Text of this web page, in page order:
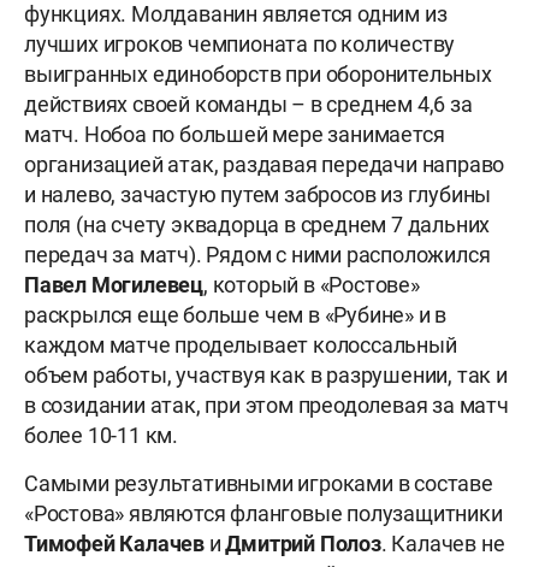
функциях. Молдаванин является одним из
лучших игроков чемпионата по количеству
выигранных единоборств при оборонительных
действиях своей команды – в среднем 4,6 за
матч. Нобоа по большей мере занимается
организацией атак, раздавая передачи направо
и налево, зачастую путем забросов из глубины
поля (на счету эквадорца в среднем 7 дальних
передач за матч). Рядом с ними расположился
Павел Могилевец, который в «Ростове»
раскрылся еще больше чем в «Рубине» и в
каждом матче проделывает колоссальный
объем работы, участвуя как в разрушении, так и
в созидании атак, при этом преодолевая за матч
более 10-11 км.
Самыми результативными игроками в составе
«Ростова» являются фланговые полузащитники
Тимофей Калачев иДмитрий Полоз. Калачев не